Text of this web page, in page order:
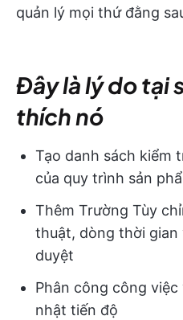
quản lý mọi thứ đằng
Đây là lý do tại
thích nó
Tạo danh sách kiểm
của quy trình sản
Thêm Trường Tùy
thuật, dòng thời gian
duyệt
Phân công công
nhật tiến độ